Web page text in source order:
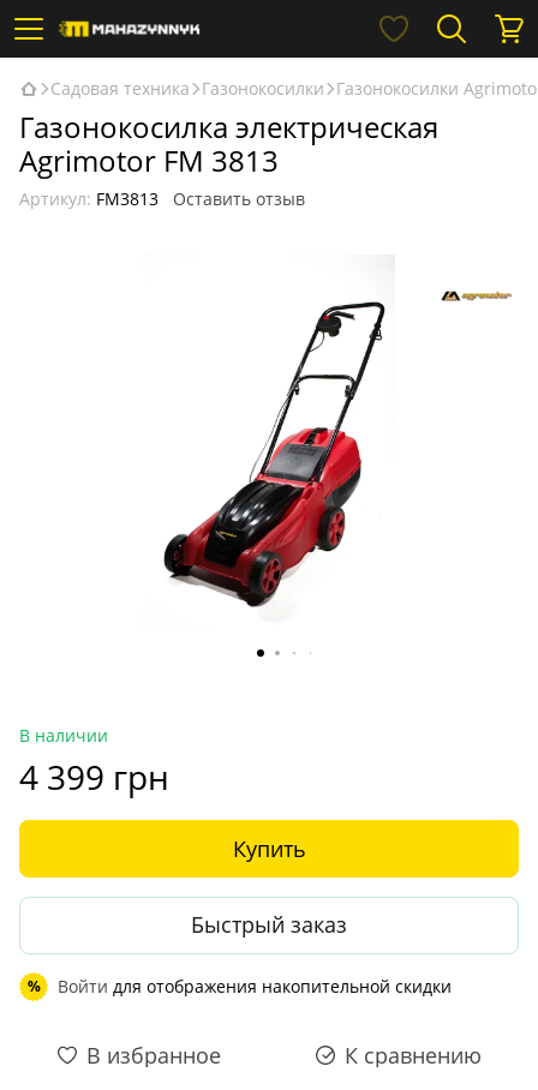
Садовая техника Газонокосилки Газонокосилки
Газонокосилка электрическая
Agrimotor FM 3813
Артикул: FM3813 Оставить отзыв
В наличии
4 399 грн
Купить
Быстрый заказ
% Войти для отображения накопительной скидки
В избранное К сравнению